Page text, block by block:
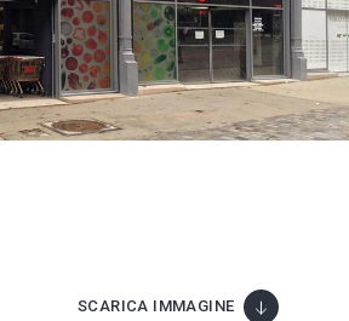
SCARICA IMMAGINE